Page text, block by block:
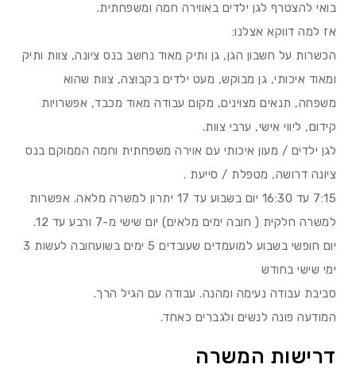
בואי להצטרף לגן ילדים באווירה חמה ומשפחתית.
אז למה דווקא אצלנו:
הכשרות על חשבון הגן, גן ותיק מאוד נחשב בנס ציונה, צוות ותיק
ומאוד איכותי, גן מבוקש, מעט ילדים בקבוצה, צוות שהוא
משפחה, תנאים מצוינים, מקום עבודה מאוד מכבד, אפשרויות
קידום, ליווי אישי, ערבי צוות.
לגן ילדים / מעון איכותי עם אוירה משפחתית וחמה הממוקם בנס
ציונה דרושה, מטפלת / סייעת .
7:15 עד 16:30 יום בשבוע עד 17 יתרון למשרה מלאה. אפשרות
למשרה חלקית ( חובה ימים מלאים) יום שישי מ-7 ורבע עד 12.
יום חופשי בשבוע למועמדים שעובדים 5 ימים בשועחובה לעשות 3
ימי שישי בחודש
סביבת עבודה נעימה ומהנה. עבודה עם הגיל הרך.
המודעה פונה לנשים ולגברים כאחד.
דרישות המשרה